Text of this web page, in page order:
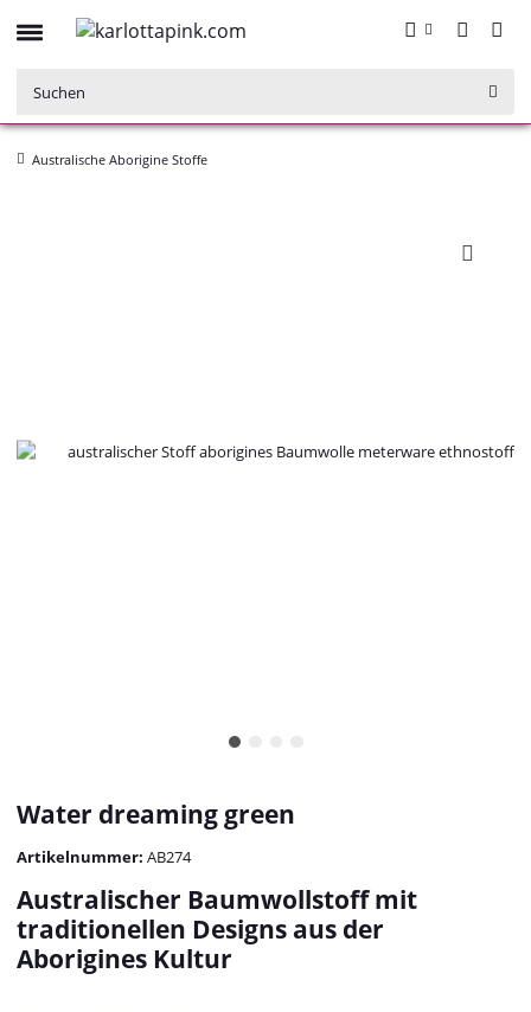
Australische Aborigine Stoffe
Water dreaming green
Artikelnummer: AB274
Australischer Baumwollstoff mit
traditionellen Designs aus der
Aborigines Kultur